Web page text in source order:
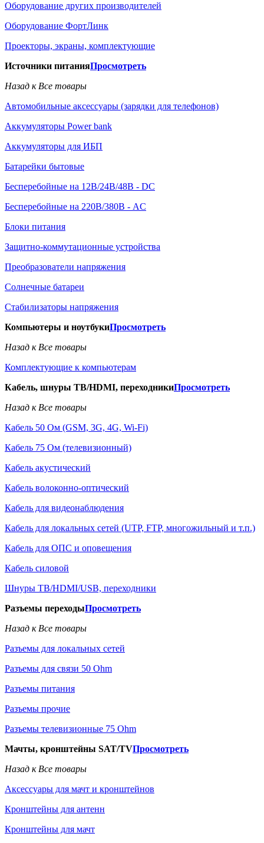
Оборудование других производителей
Оборудование ФортЛинк
Проекторы, экраны, комплектующие
Источники питанияПросмотреть
Назад к Все товары
Автомобильные аксессуары (зарядки для телефонов)
Аккумуляторы Power bank
Аккумуляторы для ИБП
Батарейки бытовые
Бесперебойные на 12В/24В/48В - DC
Бесперебойные на 220В/380В - AC
Блоки питания
Защитно-коммутационные устройства
Преобразователи напряжения
Солнечные батареи
Стабилизаторы напряжения
Компьютеры и ноутбукиПросмотреть
Назад к Все товары
Комплектующие к компьютерам
Кабель, шнуры ТВ/HDMI, переходникиПросмотреть
Назад к Все товары
Кабель 50 Ом (GSM, 3G, 4G, Wi-Fi)
Кабель 75 Ом (телевизионный)
Кабель акустический
Кабель волоконно-оптический
Кабель для видеонаблюдения
Кабель для локальных сетей (UTP, FTP, многожильный и т.п.)
Кабель для ОПС и оповещения
Кабель силовой
Шнуры ТВ/HDMI/USB, переходники
Разъемы переходыПросмотреть
Назад к Все товары
Разъемы для локальных сетей
Разъемы для связи 50 Ohm
Разъемы питания
Разъемы прочие
Разъемы телевизионные 75 Ohm
Мачты, кронштейны SAT/TVПросмотреть
Назад к Все товары
Аксессуары для мачт и кронштейнов
Кронштейны для антенн
Кронштейны для мачт